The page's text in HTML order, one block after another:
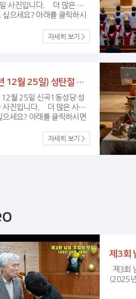
입니다. 더 많은 사
? 아래를 클릭하시
수 있어요. ~ 여기를 클
(2025년 12월 25일) 성탄절 미사
니다. 더 많은 사진
래를 클릭하시면
있어요. ~ 여기를 클릭
제3회